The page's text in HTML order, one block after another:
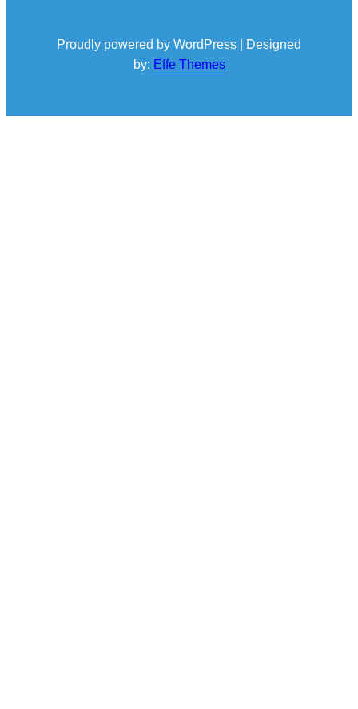
Proudly powered by WordPress | Designed
by: Effe Themes